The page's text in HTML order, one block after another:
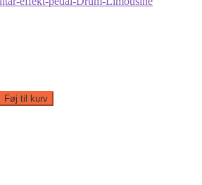
Føj til kurv